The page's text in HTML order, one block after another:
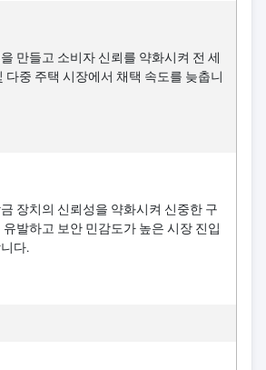
만들고 소비자 신뢰를 약화시켜 전 세
다중 주택 시장에서 채택 속도를 늦춥니
장치의 신뢰성을 약화시켜 신중한 구
발하고 보안 민감도가 높은 시장 진입
다.